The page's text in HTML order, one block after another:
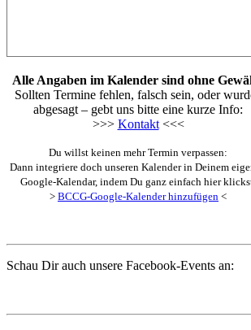
Alle Angaben im Kalender sind ohne
Sollten Termine fehlen, falsch sein, oder
abgesagt – gebt uns bitte eine kurze Info:
>>> Kontakt<<<
Du willst keinen mehr Termin verpassen:
Dann integriere doch unseren Kalender in Deinem
Google-Kalendar, indem Du ganz einfach hier
> BCCG-Google-Kalender hinzufügen <
Schau Dir auch unsere Facebook-Events an: